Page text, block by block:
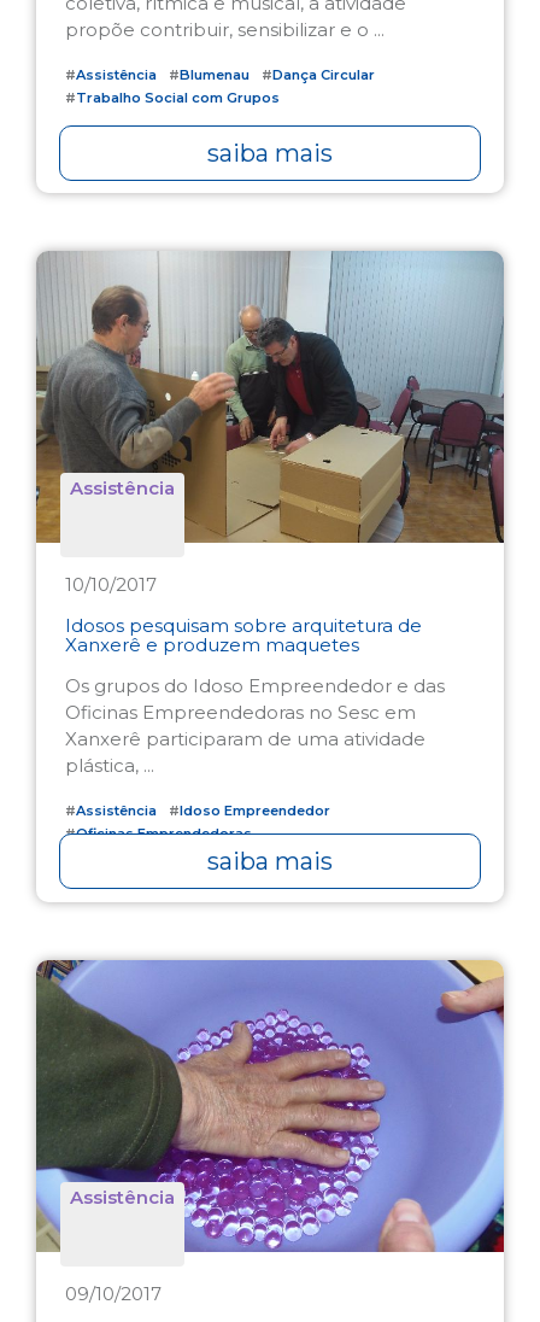
propõe contribuir, sensibilizar e o ...
#Assistência #Blumenau #Dança Circular
#Trabalho Social com Grupos
saiba mais
Assistência
10/10/2017
Idosos pesquisam sobre arquitetura de
Xanxerê e produzem maquetes
Os grupos do Idoso Empreendedor e das
Oficinas Empreendedoras no Sesc em
Xanxerê participaram de uma atividade
plástica, ...
#Assistência #Idoso Empreendedor
#Oficinas Emprendedoras
saiba mais
Assistência
09/10/2017